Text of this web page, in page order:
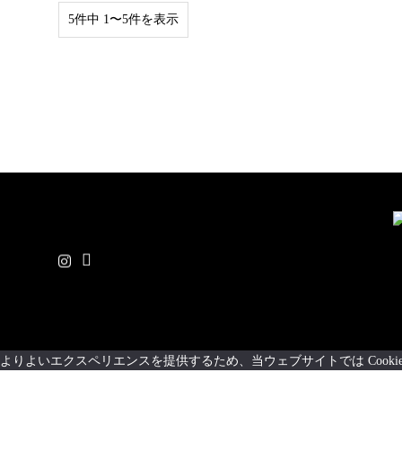
5件中 1〜5件を表示
よりよいエクスペリエンスを提供するため、当ウェブサイトでは